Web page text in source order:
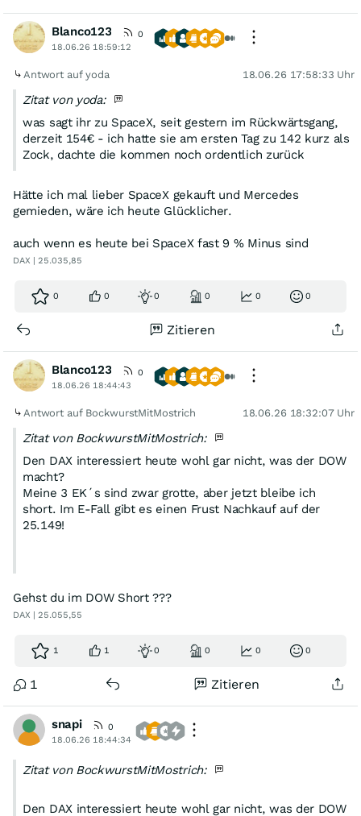
Blanco123
0
18.06.26 18:59:12
Antwort auf yoda 18.06.26 17:58:33 Uhr
Zitat von yoda:
was sagt ihr zu SpaceX, seit gestern im Rückwärtsgang,
derzeit 154€ - ich hatte sie am ersten Tag zu 142 kurz als
Zock, dachte die kommen noch ordentlich zurück
Hätte ich mal lieber SpaceX gekauft und Mercedes
gemieden, wäre ich heute Glücklicher.
auch wenn es heute bei SpaceX fast 9 % Minus sind
DAX | 25.035,85
0 0 0 0 0 0
Zitieren
Blanco123
0
18.06.26 18:44:43
Antwort auf BockwurstMitMostrich 18.06.26 18:32:07 Uhr
Zitat von BockwurstMitMostrich:
Den DAX interessiert heute wohl gar nicht, was der DOW
macht?
Meine 3 EK´s sind zwar grotte, aber jetzt bleibe ich
short. Im E-Fall gibt es einen Frust Nachkauf auf der
25.149!
Gehst du im DOW Short ???
DAX | 25.055,55
1 1 0 0 0 0
1 Zitieren
snapi
0
18.06.26 18:44:34
Zitat von BockwurstMitMostrich:
Den DAX interessiert heute wohl gar nicht, was der DOW